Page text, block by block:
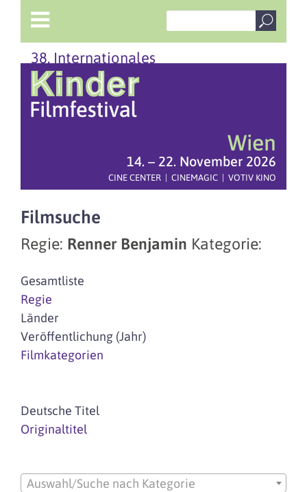
38. Internationales
Wien
14. – 22. November 2026
CINE CENTER | CINEMAGIC | VOTIV KINO
Filmsuche
Regie: Renner Benjamin Kategorie:
Gesamtliste
Regie
Länder
Veröffentlichung (Jahr)
Filmkategorien
Deutsche Titel
Originaltitel
Auswahl/Suche nach Kategorie